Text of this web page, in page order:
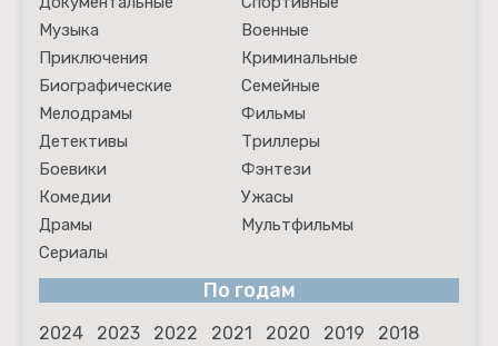
Музыка
Военные
Приключения
Криминальные
Биографические
Семейные
Мелодрамы
Фильмы
Детективы
Триллеры
Боевики
Фэнтези
Комедии
Ужасы
Драмы
Мультфильмы
Сериалы
По годам
2024 2023 2022 2021 2020 2019
2018